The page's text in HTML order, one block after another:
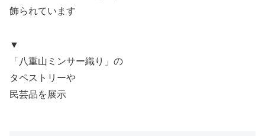
飾られています
▼
「八重山ミンサー織り」の
タペストリーや
民芸品を展示